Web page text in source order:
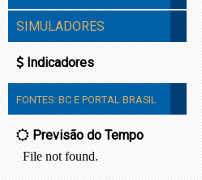
SIMULADORES
Indicadores
FONTES: BC E PORTAL BRASIL
Previsão do Tempo